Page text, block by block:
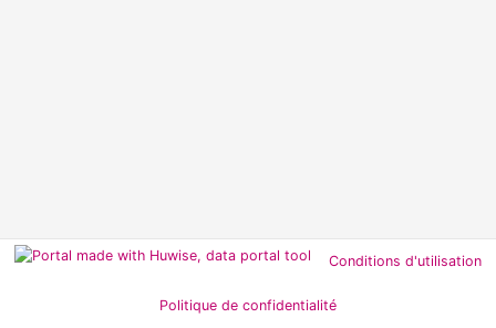
Conditions d'utilisation
Politique de confidentialité